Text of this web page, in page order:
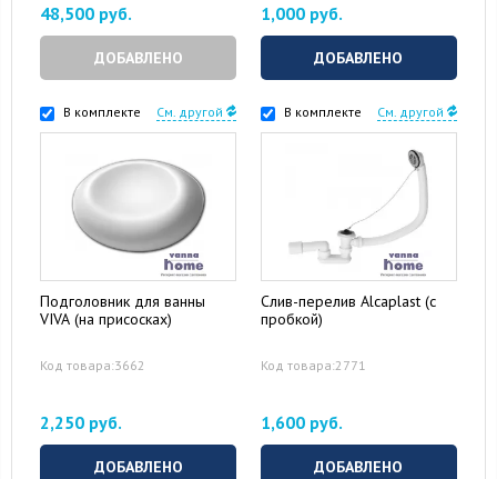
48,500 руб.
ДОБАВЛЕНО
1,000 руб.
ДОБАВЛЕНО
В комплекте См. другой
Подголовник для ванны
VIVA (на присосках)
Код товара:3662
2,250 руб.
ДОБАВЛЕНО
В комплекте См. другой
Слив-перелив Alcaplast (с
пробкой)
Код товара:2771
1,600 руб.
ДОБАВЛЕНО